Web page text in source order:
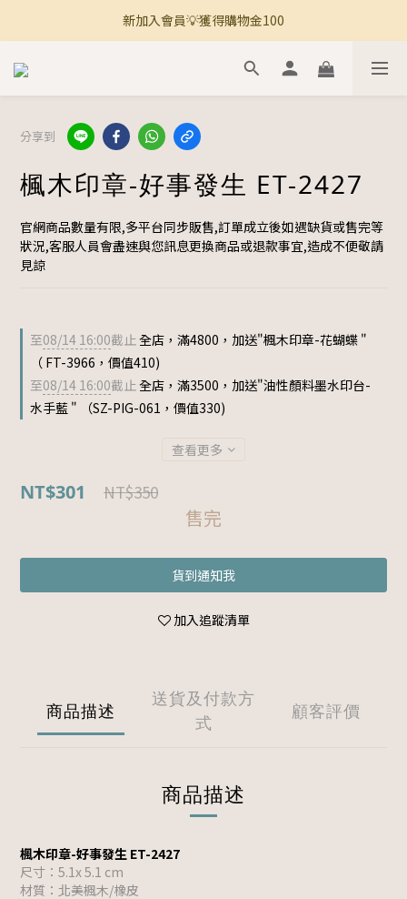
🚚 全館滿800免運 🚚
新加入會員💡獲得購物金100
🚚 全館滿800免運 🚚
分享到
楓木印章-好事發生 ET-2427
官網商品數量有限,多平台同步販售,訂單成立後如遇缺貨或售完等
狀況,客服人員會盡速與您訊息更換商品或退款事宜,造成不便敬請
見諒
至08/14 16:00截止全店，滿4800，加送"楓木印章-花蝴蝶 "
（ FT-3966，價值410)
至08/14 16:00截止全店，滿3500，加送"油性顏料墨水印台-
水手藍 " （SZ-PIG-061，價值330)
查看更多
NT$301 NT$350
售完
貨到通知我
加入追蹤清單
商品描述
送貨及付款方
式
顧客評價
商品描述
楓木印章-好事發生 ET-2427
尺寸：5.1x 5.1 cm
材質：北美楓木/橡皮